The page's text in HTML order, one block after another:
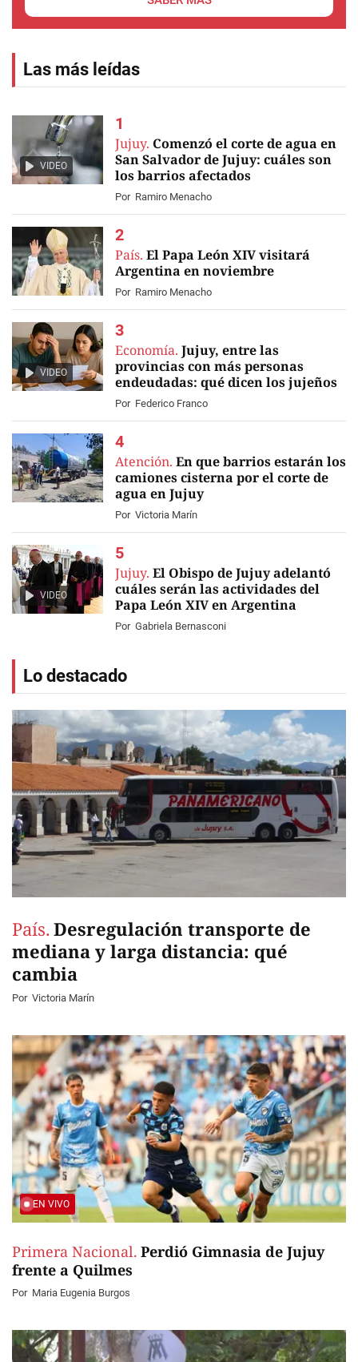
Las más leídas
VIDEO
Jujuy. Comenzó el corte de agua en
San Salvador de Jujuy: cuáles son
los barrios afectados
Por Ramiro Menacho
País. El Papa León XIV visitará
Argentina en noviembre
Por Ramiro Menacho
VIDEO
Economía. Jujuy, entre las
provincias con más personas
endeudadas: qué dicen los jujeños
Por Federico Franco
Atención. En que barrios estarán los
camiones cisterna por el corte de
agua en Jujuy
Por Victoria Marín
VIDEO
Jujuy. El Obispo de Jujuy adelantó
cuáles serán las actividades del
Papa León XIV en Argentina
Por Gabriela Bernasconi
Lo destacado
País. Desregulación transporte de
mediana y larga distancia: qué
cambia
Por Victoria Marín
EN VIVO
Primera Nacional. Perdió Gimnasia de Jujuy
frente a Quilmes
Por Maria Eugenia Burgos